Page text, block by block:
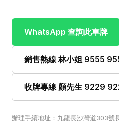
WhatsApp 查詢此車牌
銷售熱線 林小姐 9555
收牌專線 顏先生 9229
辦理手續地址：九龍長沙灣道303號